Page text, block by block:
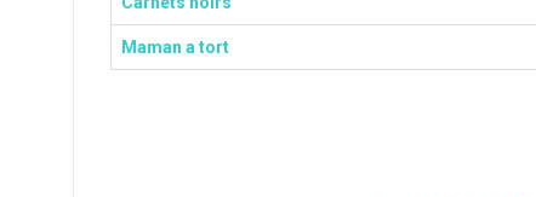
Maman a tort